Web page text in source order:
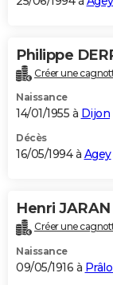
Philippe
Créer une
Naissance
14/01/1955 à Dijon
Décès
16/05/1994 à Agey
Henri JARAN
Créer une
Naissance
09/05/1916 à